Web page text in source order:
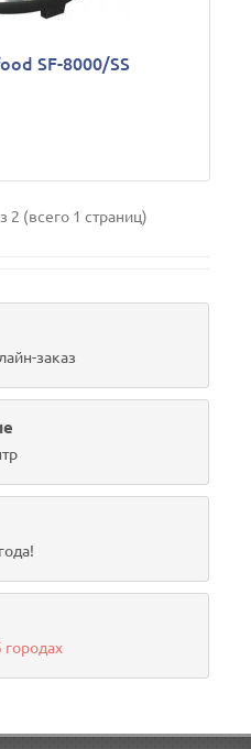
SF-8000/SS
2 (всего 1 страниц)
заказ